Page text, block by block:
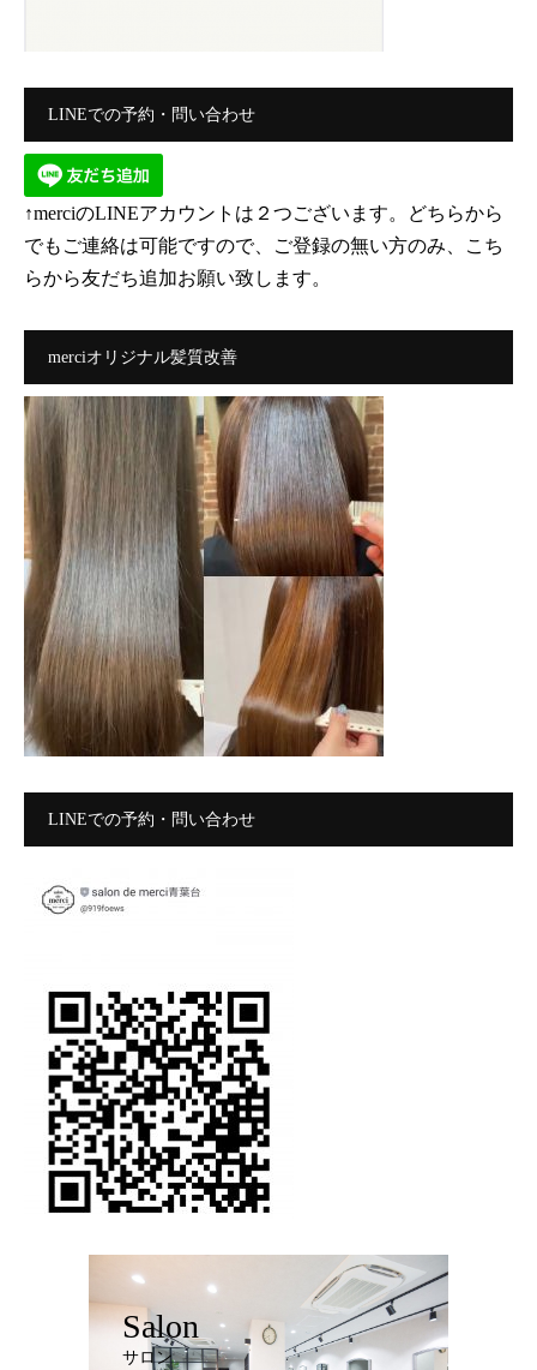
LINEでの予約・問い合わせ
↑merciのLINEアカウントは２つございます。どちらから
でもご連絡は可能ですので、ご登録の無い方のみ、こち
らから友だち追加お願い致します。
merciオリジナル髪質改善
LINEでの予約・問い合わせ
Salon
サロン